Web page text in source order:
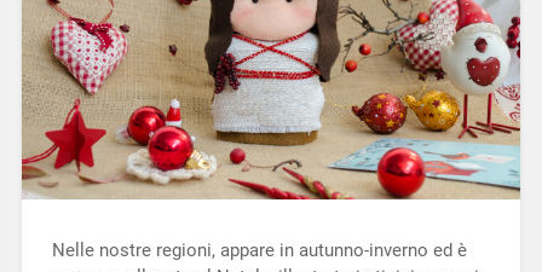
Nelle nostre regioni, appare in autunno-inverno ed è